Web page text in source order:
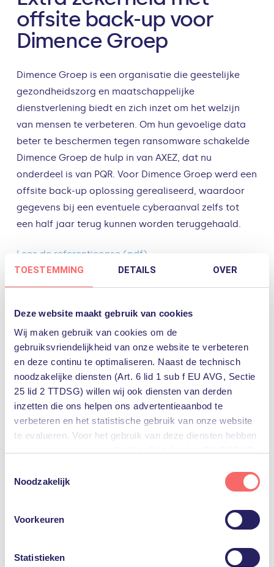
TOESTEMMING DETAILS OVER
Deze website maakt gebruik van cookies
Wij maken gebruik van cookies om de
gebruiksvriendelijkheid van onze website te verbeteren
en deze continu te optimaliseren. Naast de technisch
noodzakelijke diensten (Art. 6 lid 1 sub f EU AVG, Sectie
25 lid 2 TTDSG) willen wij ook diensten van derden
inzetten die ons helpen ons advertentieaanbod te
verbeteren en het statistische gebruik van onze website
te evalueren. Voor het gebruik van deze diensten hebben
U kunt deze toestemming eenvoudig geven door op
“Alles accepteren” te klikken. Indien u hiermee niet
akkoord gaat, kunt u het gebruik van niet-essentiële
Uiteraard kunt u ook de voorkeuren voor individuele
Noodzakelijk
Voorkeuren
Statistieken
offsite back-up voor
Dimence Groep
Dimence Groep is een organisatie die geestelijke
gezondheidszorg en maatschappelijke
dienstverlening biedt en zich inzet om het welzijn
van mensen te verbeteren. Om hun gevoelige data
beter te beschermen tegen ransomware schakelde
Dimence Groep de hulp in van AXEZ, dat nu
onderdeel is van PQR. Voor Dimence Groep werd een
offsite back-up oplossing gerealiseerd, waardoor
gegevens bij een eventuele cyberaanval zelfs tot
een half jaar terug kunnen worden teruggehaald.
Lees de referentiecase (pdf).
“Dankzij GuardData Offsite
Back-up en de hulp van
AXEZ weten we zeker dat
onze bedrijfskritische
gegevens niet op straat
komen te liggen!” Tim
Smals, Senior
Systeembeheerder bij
baas